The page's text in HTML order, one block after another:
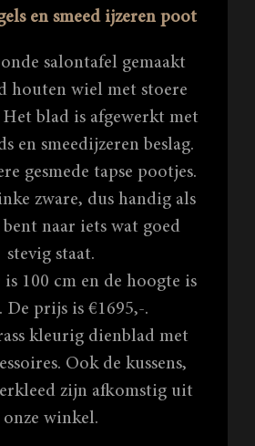
en smeed ijzeren poot
salontafel gemaakt
houten wiel met stoere
blad is afgewerkt met
en smeedijzeren beslag.
gesmede tapse pootjes.
zware, dus handig als
bent naar iets wat goed
stevig staat.
100 cm en de hoogte is
De prijs is €1695,-.
kleurig dienblad met
Ook de kussens,
zijn afkomstig uit
onze winkel.